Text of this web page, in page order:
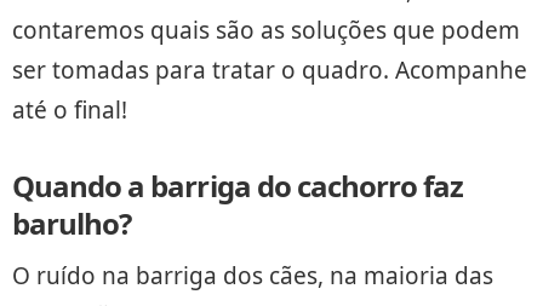
contaremos quais são as soluções que podem
ser tomadas para tratar o quadro. Acompanhe
até o final!
Quando a barriga do cachorro faz
barulho?
O ruído na barriga dos cães, na maioria das